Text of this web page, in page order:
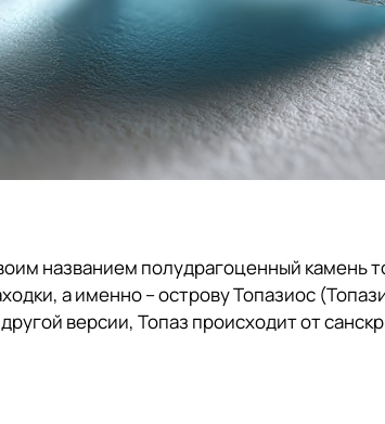
названием полудрагоценный камень
а именно – острову Топазиос
версии, Топаз происходит от